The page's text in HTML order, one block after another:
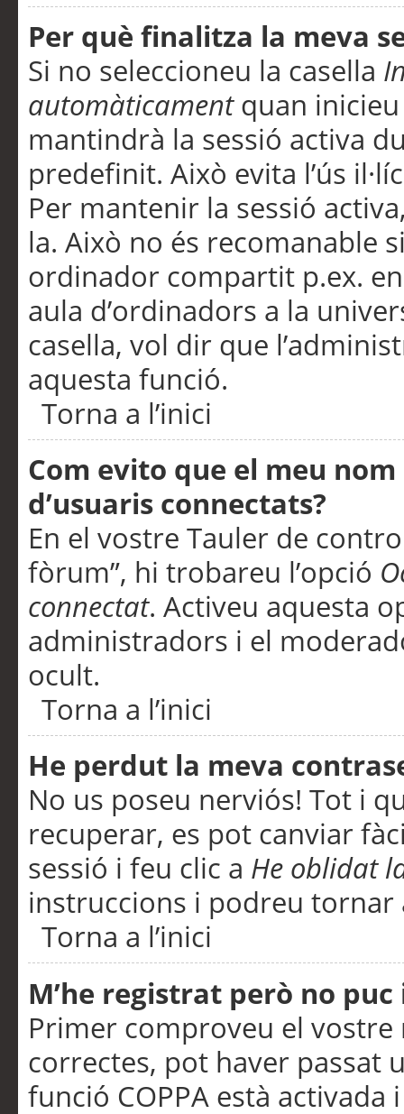
Per què finalitza la meva
Si no seleccioneu la casella
automàticamentquan inicieu
mantindrà la sessió activa
predefinit. Això evita l’ús
Per mantenir la sessió
la. Això no és recomanable
ordinador compartit p.ex.
aula d’ordinadors a la
casella, vol dir que
aquesta funció.
Torna a l’inici
Com evito que el meu
d’usuaris connectats?
En el vostre Tauler de
fòrum”, hi trobareu l’opció
connectat. Activeu aquesta
administradors i el
ocult.
Torna a l’inici
He perdut la meva
No us poseu nerviós! Tot i
recuperar, es pot canviar
sessió i feu clic a He oblidat
instruccions i podreu tornar
Torna a l’inici
M’he registrat però no
Primer comproveu el vostre
correctes, pot haver passat
funció COPPA està